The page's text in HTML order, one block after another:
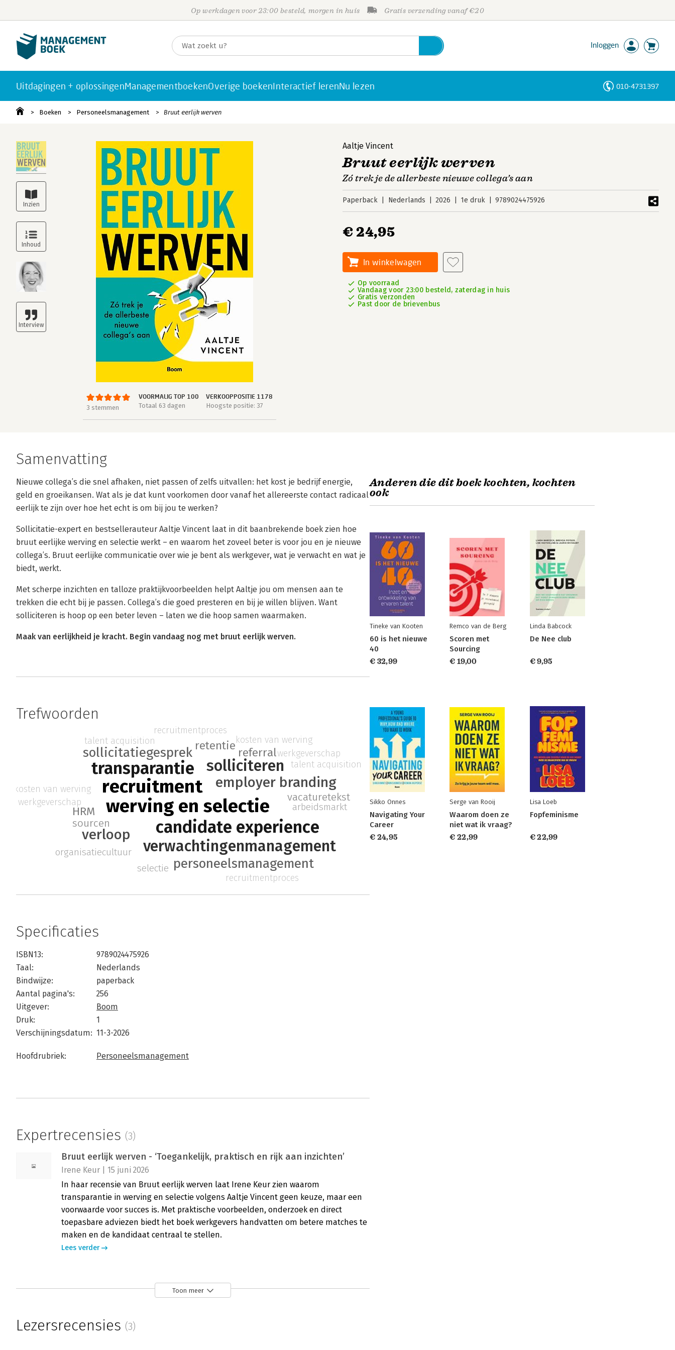
Op werkdagen voor 23:00 besteld, morgen in huis Gratis verzending vanaf €20
Inloggen
Uitdagingen + oplossingenManagementboekenOverige boekenInteractief lerenNu lezen 010-4731397
Boeken Personeelsmanagement Bruut eerlijk werven
3 stemmen
VOORMALIG TOP 100
Totaal 63 dagen
VERKOOPPOSITIE 1178
Hoogste positie: 37
Aaltje Vincent
Bruut eerlijk werven
Zó trek je de allerbeste nieuwe collega’s aan
Paperback Nederlands 2026 1e druk 9789024475926
€ 24,95
In winkelwagen
Op voorraad
Vandaag voor 23:00 besteld, zaterdag in huis
Gratis verzonden
Past door de brievenbus
Samenvatting
Nieuwe collega’s die snel afhaken, niet passen of zelfs uitvallen: het kost je bedrijf energie,
geld en groeikansen. Wat als je dat kunt voorkomen door vanaf het allereerste contact radicaal
eerlijk te zijn over hoe het echt is om bij jou te werken?
Sollicitatie-expert en bestsellerauteur Aaltje Vincent laat in dit baanbrekende boek zien hoe
bruut eerlijke werving en selectie werkt – en waarom het zoveel beter is voor jou en je nieuwe
collega’s. Bruut eerlijke communicatie over wie je bent als werkgever, wat je verwacht en wat je
biedt, werkt.
Met scherpe inzichten en talloze praktijkvoorbeelden helpt Aaltje jou om mensen aan te
trekken die echt bij je passen. Collega’s die goed presteren en bij je willen blijven. Want
solliciteren is hoop op een beter leven – laten we die hoop samen waarmaken.
Maak van eerlijkheid je kracht. Begin vandaag nog met bruut eerlijk werven.
Trefwoorden
werving en selectie
recruitment
candidate experience
transparantie
verwachtingenmanagement
solliciteren
employer branding
verloop
sollicitatiegesprek
personeelsmanagement
retentie
HRM
referral
vacaturetekst
sourcen
arbeidsmarkt
selectie
organisatiecultuur
kosten van werving
werkgeverschap
talent acquisition
recruitmentproces
kosten van werving
werkgeverschap
talent acquisition
recruitmentproces
Specificaties
ISBN13:
9789024475926
Taal:
Nederlands
Bindwijze:
paperback
Aantal pagina's:
256
Uitgever:
Boom
Druk:
1
Verschijningsdatum: 11-3-2026
Hoofdrubriek: Personeelsmanagement
Expertrecensies (3)
Bruut eerlijk werven - ‘Toegankelijk, praktisch en rijk aan inzichten’
Irene Keur | 15 juni 2026
In haar recensie van Bruut eerlijk werven laat Irene Keur zien waarom
transparantie in werving en selectie volgens Aaltje Vincent geen keuze, maar een
voorwaarde voor succes is. Met praktische voorbeelden, onderzoek en direct
toepasbare adviezen biedt het boek werkgevers handvatten om betere matches te
maken en de kandidaat centraal te stellen.
Lees verder
Bruut eerlijk werven - ‘Inspiratie en praktische handvatten. Aanrader’
transparantie in werving en selectie geen luxe, maar noodzaak is. Aan de hand van
Toon meer
Lezersrecensies (3)
Anderen die dit boek kochten, kochten
ook
Tineke van Kooten
60 is het nieuwe
40
€ 32,99
Remco van de Berg
Scoren met
Sourcing
€ 19,00
Linda Babcock
De Nee club
€ 9,95
Sikko Onnes
Navigating Your
Career
€ 24,95
Serge van Rooij
Waarom doen ze
niet wat ik vraag?
€ 22,99
Lisa Loeb
Fopfeminisme
€ 22,99
Personen